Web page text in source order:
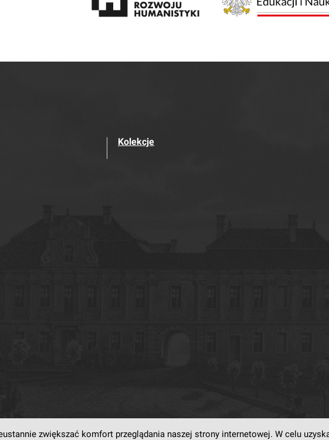
Kolekcje
zwiększać komfort przeglądania naszej strony internetowej. W celu